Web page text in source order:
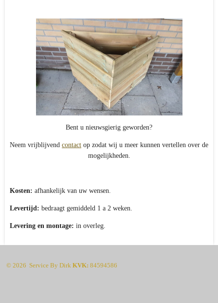
Bent u nieuwsgierig geworden?
Neem vrijblijvend contact op zodat wij u meer kunnen vertellen over de
mogelijkheden.
Kosten: afhankelijk van uw wensen.
Levertijd: bedraagt gemiddeld 1 a 2 weken.
Levering en montage: in overleg.
© 2026 Service By Dirk KVK: 84594586